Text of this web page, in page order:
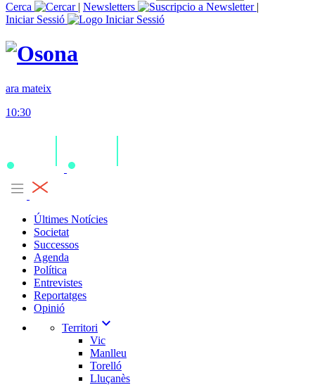
Cerca
| Newsletters
|
Iniciar Sessió
ara mateix
10:30
Últimes Notícies
Societat
Successos
Agenda
Política
Entrevistes
Reportatges
Opinió
Territori expand_more
Vic
Manlleu
Torelló
Lluçanès